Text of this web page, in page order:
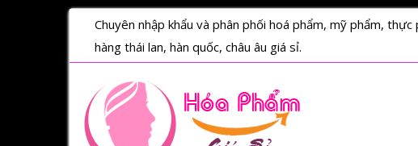
Chuyên nhập khẩu và phân phối hoá phẩm, mỹ phẩm, thực
hàng thái lan, hàn quốc, châu âu giá sỉ.